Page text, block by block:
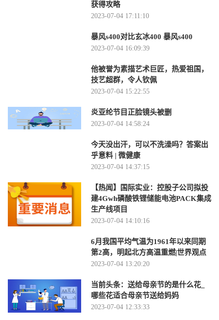
获得攻略
2023-07-04 17:11:10
暴风s400对比玄冰400 暴风s400
2023-07-04 16:09:39
他被誉为素描艺术巨匠，热爱祖国，
技艺超群，令人钦佩
2023-07-04 15:22:55
炎亚纶节目正脸镜头被删
2023-07-04 14:58:24
今天没出汗，可以不洗澡吗？答案出
乎意料 | 微健康
2023-07-04 14:37:15
【热闻】国际实业：控股子公司拟投
建4Gwh磷酸铁锂储能电池PACK集成
生产线项目
2023-07-04 14:10:16
6月我国平均气温为1961年以来同期
第2高，明起北方高温重燃|世界观点
2023-07-04 13:20:20
当前头条：送给母亲节的是什么花_
哪些花适合母亲节送给妈妈
2023-07-04 12:33:33